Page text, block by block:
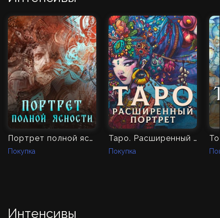
Портрет полной ясности
Покупка
Таро. Расширенный портрет
Покупка
Интенсивы